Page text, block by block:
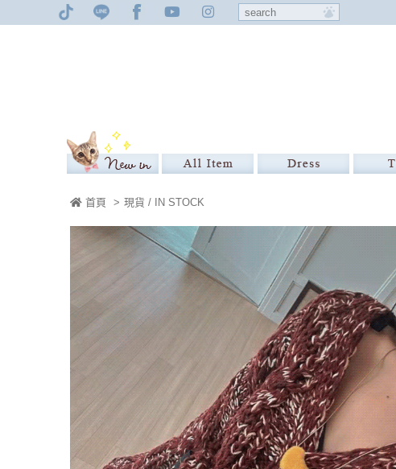
首頁 > 現貨 / IN STOCK